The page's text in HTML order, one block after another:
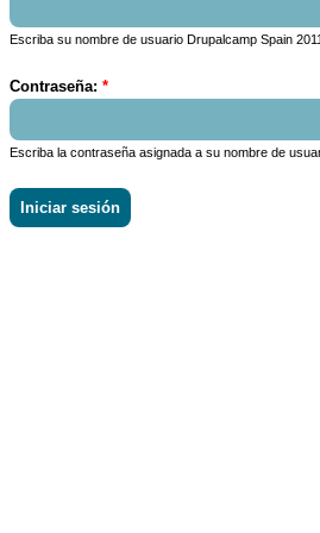
Escriba su nombre de usuario Drupalcamp Spain 2011.
Contraseña: *
Escriba la contraseña asignada a su nombre de